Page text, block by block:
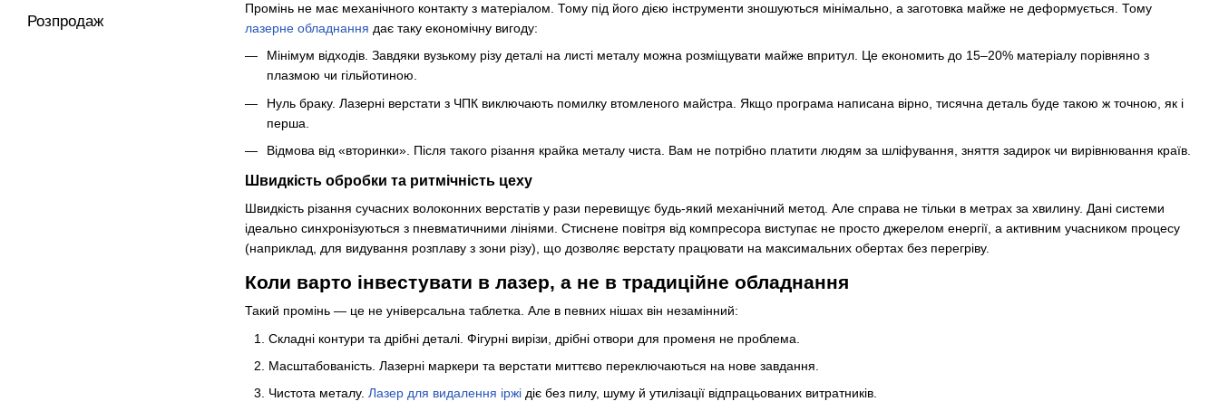
Промінь не має механічного контакту з матеріалом. Тому під його дією інструменти зношуються мінімально, а заготовка майже не деформується. Тому
лазерне обладнання дає таку економічну вигоду:
Мінімум відходів. Завдяки вузькому різу деталі на листі металу можна розміщувати майже впритул. Це економить до 15–20% матеріалу порівняно з
плазмою чи гільйотиною.
Нуль браку. Лазерні верстати з ЧПК виключають помилку втомленого майстра. Якщо програма написана вірно, тисячна деталь буде такою ж точною, як і
перша.
Відмова від «вторинки». Після такого різання крайка металу чиста. Вам не потрібно платити людям за шліфування, зняття задирок чи вирівнювання країв.
Швидкість обробки та ритмічність цеху
Швидкість різання сучасних волоконних верстатів у рази перевищує будь-який механічний метод. Але справа не тільки в метрах за хвилину. Дані системи
ідеально синхронізуються з пневматичними лініями. Стиснене повітря від компресора виступає не просто джерелом енергії, а активним учасником процесу
(наприклад, для видування розплаву з зони різу), що дозволяє верстату працювати на максимальних обертах без перегріву.
Коли варто інвестувати в лазер, а не в традиційне обладнання
Такий промінь — це не універсальна таблетка. Але в певних нішах він незамінний:
Складні контури та дрібні деталі. Фігурні вирізи, дрібні отвори для променя не проблема.
Масштабованість. Лазерні маркери та верстати миттєво переключаються на нове завдання.
Чистота металу. Лазер для видалення іржі діє без пилу, шуму й утилізації відпрацьованих витратників.
Розпродаж